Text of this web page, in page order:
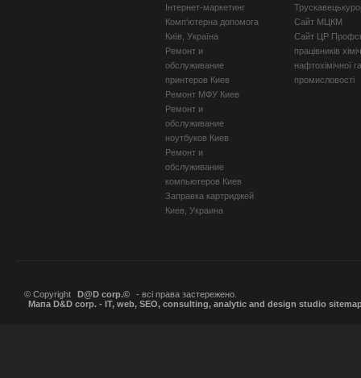
Інтернет-маркетинг
Комп'ютерна допомога
Київ, Україна
Ремонт и
обслуживание
принтеров Киев
Ремонт МФУ Киев
Ремонт и
обслуживание
ноутбуков Киев
Ремонт и
обслуживание
компьютеров Киев
Заправка картриджей
Киев, Украина
Сайт МЦКМ
Сайт ЦР
працівників
нафтохімічної
промисловості
© Copyright D@D corp.©
- всі права застережено.
Мапа D&D corp. - IT, web, SEO, consulting, analytic and design studio